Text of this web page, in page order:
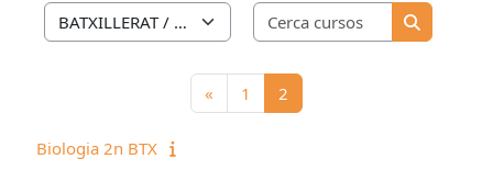
Categories de cursos
Cerca cursos
Cerca
« Pàgina anterior
1 Pàgina 1
2
Biologia 2n BTX